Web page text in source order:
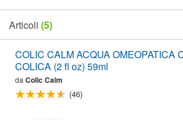
Articoli (5)
COLIC CALM ACQUA OMEOPATICA
COLICA (2 fl oz) 59ml
daColic Calm
(46)